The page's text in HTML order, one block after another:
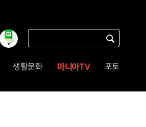
생활문화 마니아TV 포토